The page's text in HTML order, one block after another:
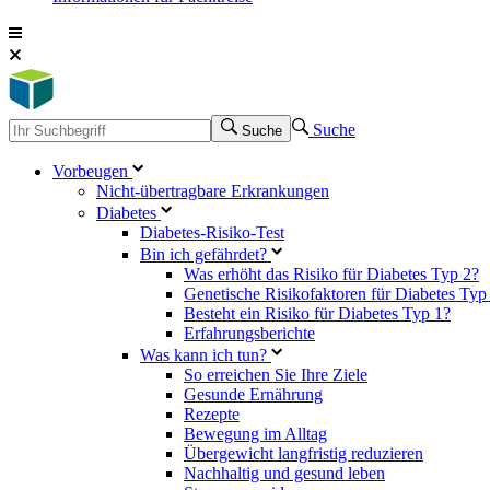
Suche Suche
Vorbeugen
Nicht-übertragbare Erkrankungen
Diabetes
Diabetes-Risiko-Test
Bin ich gefährdet?
Was erhöht das Risiko für Diabetes Typ 2?
Genetische Risikofaktoren für Diabetes Typ
Besteht ein Risiko für Diabetes Typ 1?
Erfahrungsberichte
Was kann ich tun?
So erreichen Sie Ihre Ziele
Gesunde Ernährung
Rezepte
Bewegung im Alltag
Übergewicht langfristig reduzieren
Nachhaltig und gesund leben